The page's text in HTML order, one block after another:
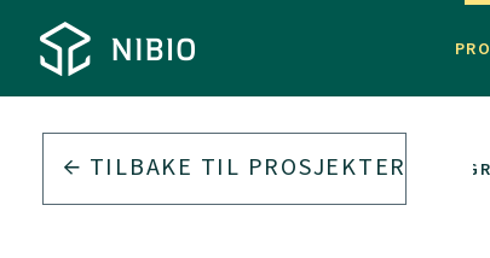
TILBAKE TIL PROSJEKTER
PLANTEHELSE SUSWECO - BÆREKRAFTIG